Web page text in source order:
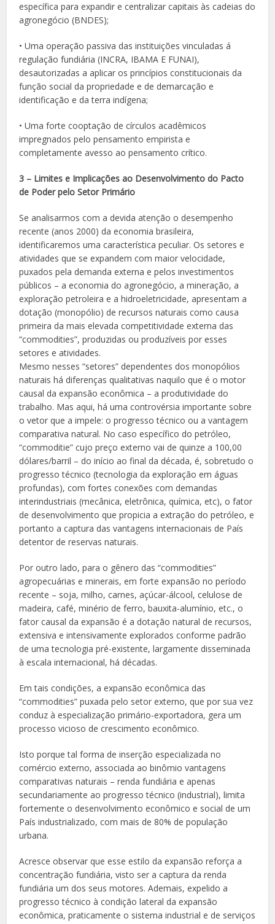
específica para expandir e centralizar capitais às cadeias do
agronegócio (BNDES);
• Uma operação passiva das instituições vinculadas á
regulação fundiária (INCRA, IBAMA E FUNAI),
desautorizadas a aplicar os princípios constitucionais da
função social da propriedade e de demarcação e
identificação e da terra indígena;
• Uma forte cooptação de círculos acadêmicos
impregnados pelo pensamento empirista e
completamente avesso ao pensamento crítico.
3 – Limites e Implicações ao Desenvolvimento do Pacto
de Poder pelo Setor Primário
Se analisarmos com a devida atenção o desempenho
recente (anos 2000) da economia brasileira,
identificaremos uma característica peculiar. Os setores e
atividades que se expandem com maior velocidade,
puxados pela demanda externa e pelos investimentos
públicos – a economia do agronegócio, a mineração, a
exploração petroleira e a hidroeletricidade, apresentam a
dotação (monopólio) de recursos naturais como causa
primeira da mais elevada competitividade externa das
“commodities”, produzidas ou produzíveis por esses
setores e atividades.
Mesmo nesses “setores” dependentes dos monopólios
naturais há diferenças qualitativas naquilo que é o motor
causal da expansão econômica – a produtividade do
trabalho. Mas aqui, há uma controvérsia importante sobre
o vetor que a impele: o progresso técnico ou a vantagem
comparativa natural. No caso específico do petróleo,
“commoditie” cujo preço externo vai de quinze a 100,00
dólares/barril – do início ao final da década, é, sobretudo o
progresso técnico (tecnologia da exploração em águas
profundas), com fortes conexões com demandas
interindustriais (mecânica, eletrônica, química, etc), o fator
de desenvolvimento que propicia a extração do petróleo, e
portanto a captura das vantagens internacionais de País
detentor de reservas naturais.
Por outro lado, para o gênero das “commodities”
agropecuárias e minerais, em forte expansão no período
recente – soja, milho, carnes, açúcar-álcool, celulose de
madeira, café, minério de ferro, bauxita-alumínio, etc., o
fator causal da expansão é a dotação natural de recursos,
extensiva e intensivamente explorados conforme padrão
de uma tecnologia pré-existente, largamente disseminada
à escala internacional, há décadas.
Em tais condições, a expansão econômica das
“commodities” puxada pelo setor externo, que por sua vez
conduz à especialização primário-exportadora, gera um
processo vicioso de crescimento econômico.
Isto porque tal forma de inserção especializada no
comércio externo, associada ao binômio vantagens
comparativas naturais – renda fundiária e apenas
secundariamente ao progresso técnico (industrial), limita
fortemente o desenvolvimento econômico e social de um
País industrializado, com mais de 80% de população
urbana.
Acresce observar que esse estilo da expansão reforça a
concentração fundiária, visto ser a captura da renda
fundiária um dos seus motores. Ademais, expelido a
progresso técnico à condição lateral da expansão
econômica, praticamente o sistema industrial e de serviços